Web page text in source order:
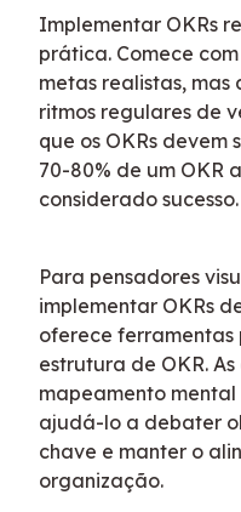
Implementar OKRs
prática. Comece
metas realistas, mas
ritmos regulares de
que os OKRs
70-80% de um OKR
considerado sucesso.
Para pensadores
implementar OKRs
oferece ferramentas
estrutura de OKR.
mapeamento
ajudá-lo a debater
chave e manter o
organização.